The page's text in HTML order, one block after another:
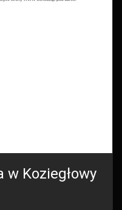
w Koziegłowy